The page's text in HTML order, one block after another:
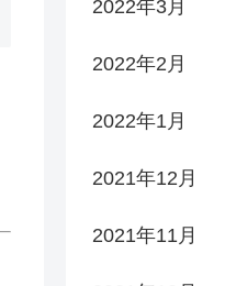
2022年3月
2022年2月
2022年1月
2021年12月
2021年11月